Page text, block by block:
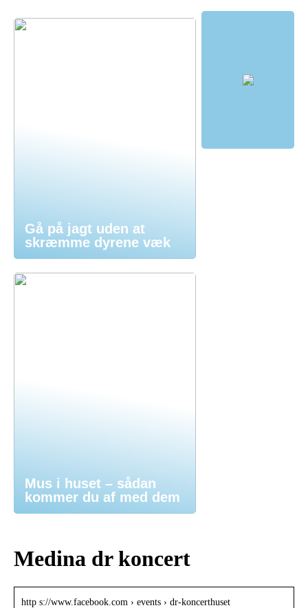
Gå på jagt uden at
skræmme dyrene væk
Mus i huset – sådan
kommer du af med dem
Medina dr koncert
http s://www.facebook.com › events › dr-koncerthuset